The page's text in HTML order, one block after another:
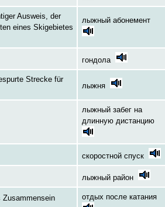
Ausweis, der
eines Skigebietes
лыжный абонемент
гондола
Strecke für
лыжня
лыжный забег на
длинную дистанцию
скоростной спуск
лыжный район
Zusammensein
отдых после катания